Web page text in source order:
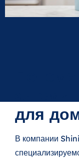
для
В компании